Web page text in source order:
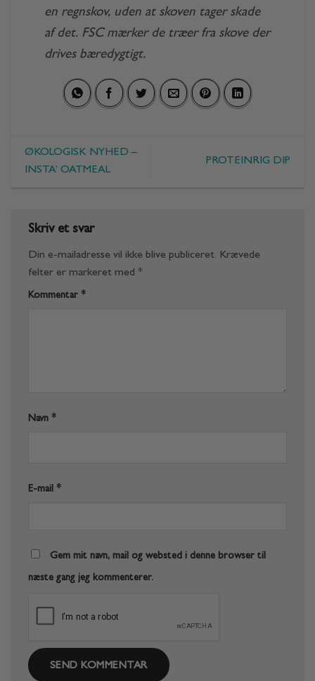
en regnskov, uden at skoven tager skade
af det. FSC mærker de træer fra skove der
drives bæredygtigt.
ØKOLOGISK NYHED –
INSTA’ OATMEAL
PROTEINRIG DIP
Skriv et svar
Din e-mailadresse vil ikke blive publiceret. Krævede
felter er markeret med *
Kommentar *
Navn *
E-mail *
Gem mit navn, mail og websted i denne browser til
næste gang jeg kommenterer.